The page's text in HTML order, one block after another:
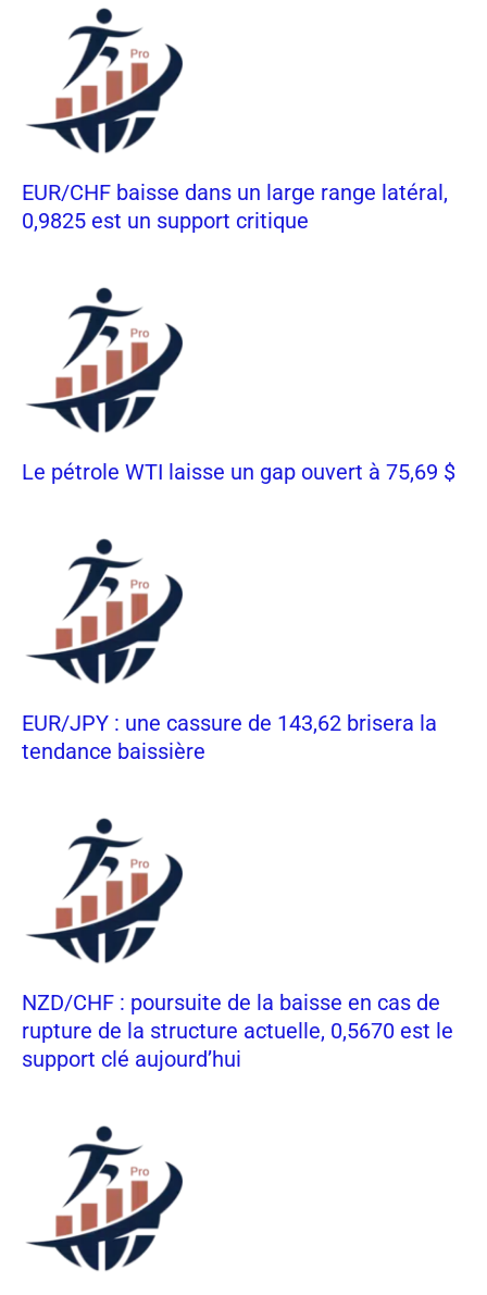
EUR/CHF baisse dans un large range latéral,
0,9825 est un support critique
Le pétrole WTI laisse un gap ouvert à 75,69 $
EUR/JPY : une cassure de 143,62 brisera la
tendance baissière
NZD/CHF : poursuite de la baisse en cas de
rupture de la structure actuelle, 0,5670 est le
support clé aujourd’hui